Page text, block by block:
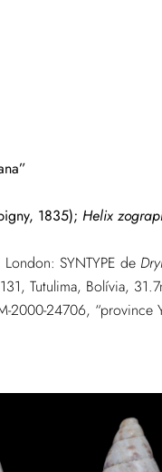
1835); Helix
SYNTYPE de
Tutulima, Bolívia,
2000-24706, “province